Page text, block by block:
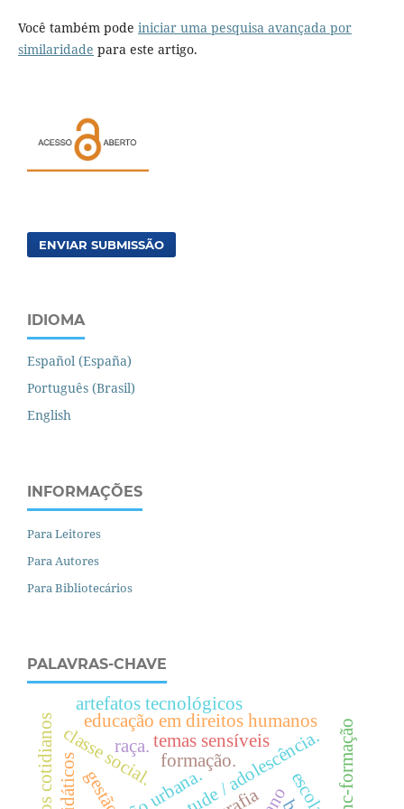
Você também pode iniciar uma pesquisa avançada por
similaridade para este artigo.
ENVIAR SUBMISSÃO
IDIOMA
Español (España)
Português (Brasil)
English
INFORMAÇÕES
Para Leitores
Para Autores
Para Bibliotecários
PALAVRAS-CHAVE
juventude / adolescência.
.
c
l
a
s
s
e
s
o
c
i
a
l
.
raça.
gestão
educação em direitos humanos
artefatos tecnológicos
formação. bnc-formação
temas sensíveis